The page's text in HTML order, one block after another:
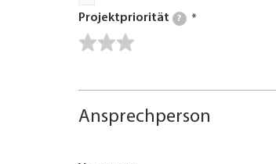
Projektpriorität ?
Ansprechperson